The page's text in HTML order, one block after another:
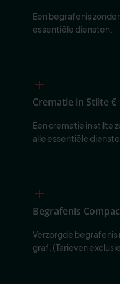
Een begrafenis
essentiële diensten.
Crematie in Stilte€
Een crematie in stilte
alle essentiële
Begrafenis
Verzorgde
graf. (Tarieven